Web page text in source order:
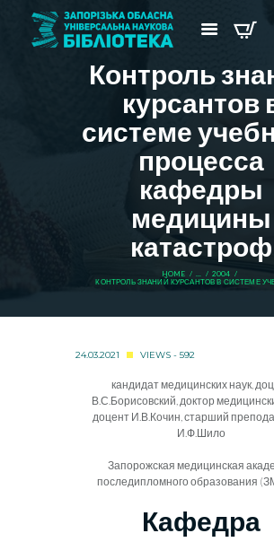
Контроль
курсантов
системе
процесса
кафедры
медицины
катастроф
HOME ...
2004
КОНТРОЛЬ ЗНАНИЙ КУРСАНТОВ В СИСТЕМЕ
24.03.2021 VIEWS - 592
кандидат медицинских наук,
В.С.Борисовский, доктор
доцент И.В.Кочин, старший
И.Ф.Шило
Запорожская медицинская
последипломного образования
Кафедра